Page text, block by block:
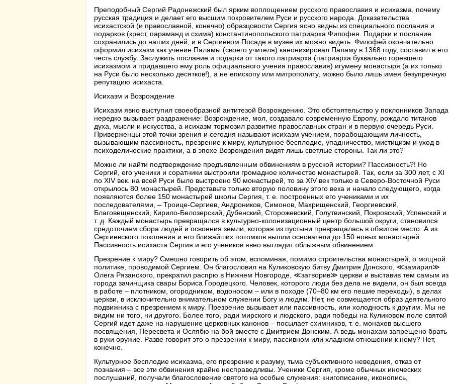
Преподобный Сергий Радонежский был ярким воплощением русского православия и исихазма, почему
русская традиция и делает его высшим покровителем Руси и русского народа. Доказательства
исихастской (и православной, конечно) образцовости Сергия ясно видны из специального послания и
подарков (крест, параманд и схима) константинопольского патриарха Филофея. Подарки и послание
сохранились до наших дней, и в Сергиевом Посаде в музее их можно видеть. Филофей окончательно
оформил исихазм как учение Паламы (своего учителя) канонизировал Паламу в 1368 году, составил в его
честь службу. Заслужить послание и подарки от такого патриарха (патриарха буквально горевшего
исихазмом и придавшего ему роль официального учения православия) игумену монастыря (а их только
на Руси было несколько десятков!), а не епископу или митрополиту, можно было лишь имея безупречную
репутацию исихаста.
Исихазм и Возрождение
Исихазм явно выступил своеобразной антитезой Возрождению. Это обстоятельство у поклонников Запада
нередко вызывает раздражение: Возрождение, мол, создавало современную Европу, рождало титанов
духа, мысли и искусства, а исихазм тормозил развитие православных стран и в первую очередь Руси.
Приверженцы этой точки зрения и сегодня называют исихазм учением, порабощающим личность,
вызывающим пассивность, презрение к миру, культурное бесплодие, упадничество, мистицизм и уход в
психоделические практики, а в эпохе Возрождения видят лишь светлые стороны. Так ли это?
Можно ли найти подтверждение предъявленным обвинениям в русской истории? Пассивность?! Но
Сергий, его ученики и соратники выстроили громадное количество монастырей. Так, если за 300 лет, с XI
по XIV век. на всей Руси было выстроено 90 монастырей, то за XIV век только в Северо-Восточной Руси
открылось 80 монастырей. Представьте только вторую половину этого века и начало следующего, когда
появляются более 150 монастырей школы Сергия, т. е. построенных его учениками и их
последователями, – Троице-Сергиев, Андроников, Симонов, Махрищенский, Георгиевский,
Благовещенский, Кирило-Белозерский, Дубенский, Сторожевский, Голутвинский, Покровский, Успенский и
т. д. Каждый монастырь превращался в культурно-колонизационный центр большой округи, становился
средоточием сбора людей и освоения земли, которая из пустыни превращалась в обжитое место. А из
Сергиевского поколения и его ближайших потомков вышли основатели до 150 новых монастырей.
Пассивность исихаста Сергия и его учеников явно выглядит облыжным обвинением.
Презрение к миру? Смешно говорить об этом, вспоминая, помимо строительства монастырей, о мощной
политике, проводимой Сергием. Он благословил на Куликовскую битву Дмитрия Донского, ≪замирил≫
Олега Рязанского, прекратил распрю в Нижнем Новгороде, ≪затворив≫ церкви и выставив тем самым из
города зачинщика свары Бориса Городецкого. Человек, которого люди без дела не видели, он был всегда
в работе – плотником, огородником, водоносом – или в походе (70–80 км его пешие переходы), в делах
церкви, в исключительно внимательном служении Богу и людям. Нет, не совмещается образ деятельного
подвижника с презрением к миру. Презрение вызывает или пассивность, или холодность к другим. Мы не
видим ни того, ни другого. Более того, ради мирского и людского, ради победы на Куликовом поле святой
Сергий идет даже на нарушение церковных канонов – посылает схимников, т. е. монахов высшего
посвящения, Пересвета и Ослябю на бой вместе с Дмитрием Донским. А ведь монахам запрещено брать
в руки оружие. Разве говорит это о презрении к миру, пассивном или хладном отношении к нему? Нет,
конечно.
Культурное бесплодие исихазма, его презрение к разуму, тьма субъективного неведения, отказ от
познания – все эти обвинения крайне несправедливы. Ученики Сергия, кроме обычных иноческих
послушаний, получали благословение святого на особые служения: книгописание, иконопись,